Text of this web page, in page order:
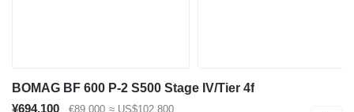
BOMAG BF 600 P-2 S500 Stage IV/Tier 4f
¥694,100
€89,000 ≈ US$102,800